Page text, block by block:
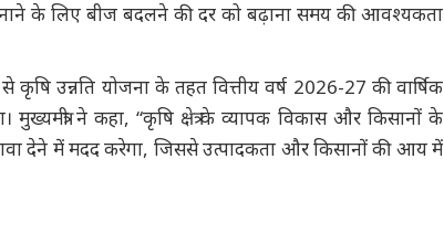
के लिए बीज बदलने की दर को बढ़ाना समय की आवश्यकता
उन्नति योजना के तहत वित्तीय वर्ष 2026-27 की वार्षिक
ने कहा, “कृषि क्षेत्र के व्यापक विकास और किसानों के
देने में मदद करेगा, जिससे उत्पादकता और किसानों की आय में